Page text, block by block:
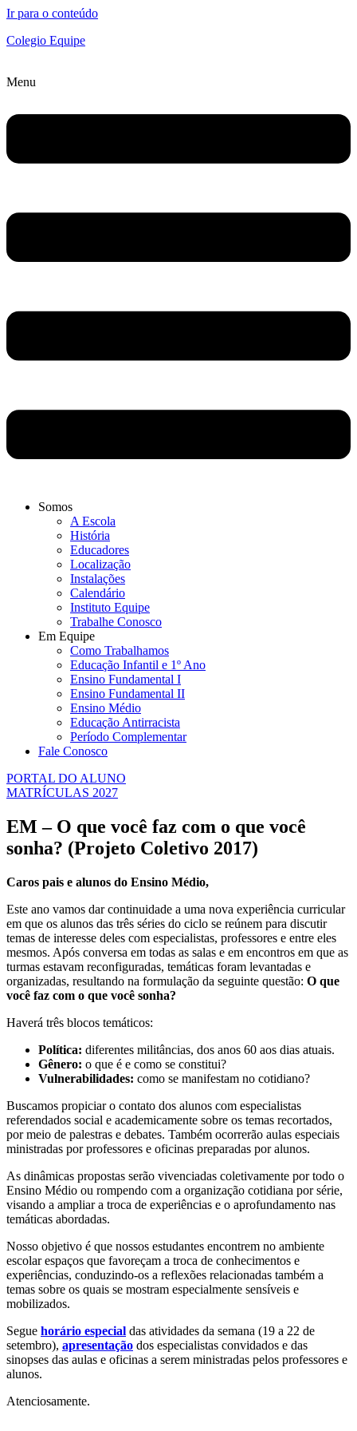
Ir para o conteúdo
Colegio Equipe
Menu
Somos
A Escola
História
Educadores
Localização
Instalações
Calendário
Instituto Equipe
Trabalhe Conosco
Em Equipe
Como Trabalhamos
Educação Infantil e 1º Ano
Ensino Fundamental I
Ensino Fundamental II
Ensino Médio
Educação Antirracista
Período Complementar
Fale Conosco
PORTAL DO ALUNO
MATRÍCULAS 2027
EM – O que você faz com o que você
sonha? (Projeto Coletivo 2017)
Caros pais e alunos do Ensino Médio,
Este ano vamos dar continuidade a uma nova experiência curricular
em que os alunos das três séries do ciclo se reúnem para discutir
temas de interesse deles com especialistas, professores e entre eles
mesmos. Após conversa em todas as salas e em encontros em que as
turmas estavam reconfiguradas, temáticas foram levantadas e
organizadas, resultando na formulação da seguinte questão: O que
você faz com o que você sonha?
Haverá três blocos temáticos:
Política: diferentes militâncias, dos anos 60 aos dias atuais.
Gênero: o que é e como se constitui?
Vulnerabilidades: como se manifestam no cotidiano?
Buscamos propiciar o contato dos alunos com especialistas
referendados social e academicamente sobre os temas recortados,
por meio de palestras e debates. Também ocorrerão aulas especiais
ministradas por professores e oficinas preparadas por alunos.
As dinâmicas propostas serão vivenciadas coletivamente por todo o
Ensino Médio ou rompendo com a organização cotidiana por série,
visando a ampliar a troca de experiências e o aprofundamento nas
temáticas abordadas.
Nosso objetivo é que nossos estudantes encontrem no ambiente
escolar espaços que favoreçam a troca de conhecimentos e
experiências, conduzindo-os a reflexões relacionadas também a
temas sobre os quais se mostram especialmente sensíveis e
mobilizados.
Segue horário especial das atividades da semana (19 a 22 de
setembro), apresentação dos especialistas convidados e das
sinopses das aulas e oficinas a serem ministradas pelos professores e
alunos.
Atenciosamente.